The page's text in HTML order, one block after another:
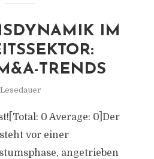
IM
TRENDS
0 Average: 0]Der
vor einer
angetrieben